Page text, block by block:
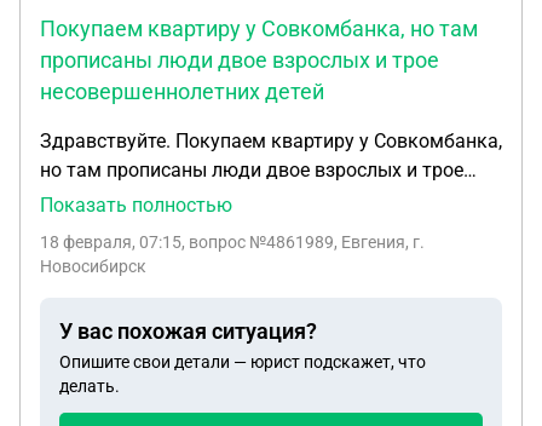
Покупаем квартиру у Совкомбанка, но там
прописаны люди двое взрослых и трое
несовершеннолетних детей
Здравствуйте. Покупаем квартиру у Совкомбанка,
но там прописаны люди двое взрослых и трое
несовершеннолетних детей. Банк уже собственник
выписать людей из квартиры и есть какие-то
Показать полностью
18 февраля, 07:15, вопрос №4861989, Евгения, г.
Новосибирск
У вас похожая ситуация?
Опишите свои детали — юрист подскажет, что
делать.